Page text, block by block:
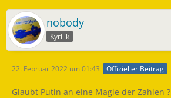
nobody
Kyrilik
22. Februar 2022 um 01:43 Offizieller Beitrag
Glaubt Putin an eine Magie der Zahlen ?